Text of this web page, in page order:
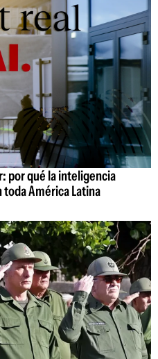
por qué la inteligencia
América Latina